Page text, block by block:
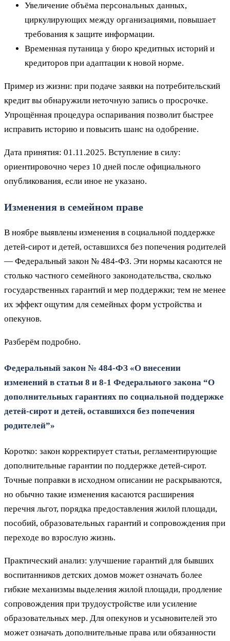
Увеличение объёма персональных данных,
циркулирующих между организациями, повышает
требования к защите информации.
Временная путаница у бюро кредитных историй и
кредиторов при адаптации к новой норме.
Пример из жизни: при подаче заявки на потребительский
кредит вы обнаружили неточную запись о просрочке.
Упрощённая процедура оспаривания позволит быстрее
исправить историю и повысить шанс на одобрение.
Дата принятия: 01.11.2025. Вступление в силу:
ориентировочно через 10 дней после официального
опубликования, если иное не указано.
Изменения в семейном праве
В ноябре выявлены изменения в социальной поддержке
детей‑сирот и детей, оставшихся без попечения родителей
— Федеральный закон № 484‑ФЗ. Эти нормы касаются не
столько частного семейного законодательства, сколько
государственных гарантий и мер поддержки; тем не менее
их эффект ощутим для семейных форм устройства и
опекунов.
Разберём подробно.
Федеральный закон № 484‑ФЗ «О внесении
изменений в статьи 8 и 8‑1 Федерального закона “О
дополнительных гарантиях по социальной поддержке
детей‑сирот и детей, оставшихся без попечения
родителей”»
Коротко: закон корректирует статьи, регламентирующие
дополнительные гарантии по поддержке детей‑сирот.
Точные поправки в исходном описании не раскрываются,
но обычно такие изменения касаются расширения
перечня льгот, порядка предоставления жилой площади,
пособий, образовательных гарантий и сопровождения при
переходе во взрослую жизнь.
Практический анализ: улучшение гарантий для бывших
воспитанников детских домов может означать более
гибкие механизмы выделения жилой площади, продление
сопровождения при трудоустройстве или усиление
образовательных мер. Для опекунов и усыновителей это
может означать дополнительные права или обязанности